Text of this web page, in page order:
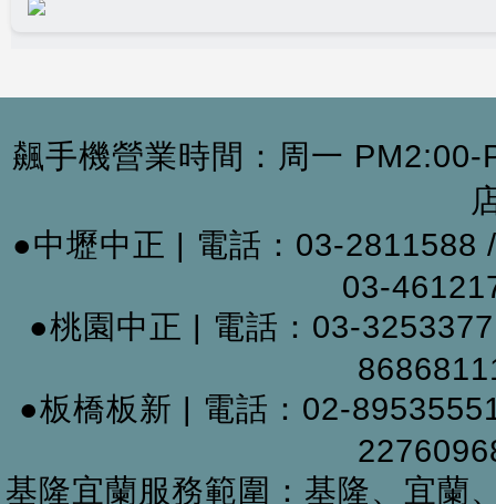
飆手機營業時間：周一
●中壢中正 | 電話：03-
03-
●桃園中正 | 電話：03-
●板橋板新 | 電話：02-
基隆宜蘭服務範圍：基隆、宜蘭